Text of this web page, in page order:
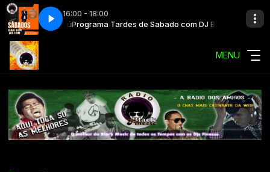
16:00 - 18:00
DJ Beto CapúPrograma Tardes de Sabado com DJ Beto Capú
MENU